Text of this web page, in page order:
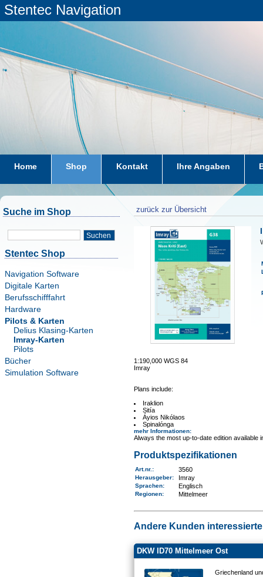
Stentec Navigation
Home Shop Kontakt Ihre Angaben
Suche im Shop
Suchen
Stentec Shop
Navigation Software
Digitale Karten
Berufsschifffahrt
Hardware
Pilots & Karten
Delius Klasing-Karten
Imray-Karten
Pilots
Bücher
Simulation Software
zurück zur Übersicht
1:190,000 WGS 84
Imray
Plans include:
Iraklion
Sitía
Áyios Nikólaos
Spinalónga
mehr Informationen:
Always the most up-to-date edition
Produktspezifikationen
Art.nr. : 3560
Herausgeber: Imray
Sprachen: Englisch
Regionen: Mittelmeer
Andere Kunden
DKW ID70 Mittelmeer Ost
Griechenland